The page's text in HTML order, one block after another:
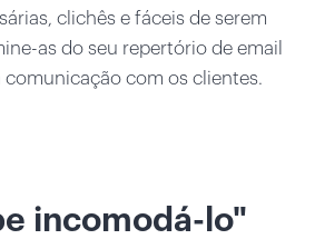
clichês e fáceis de serem
as do seu repertório de email
comunicação com os clientes.
incomodá-lo"